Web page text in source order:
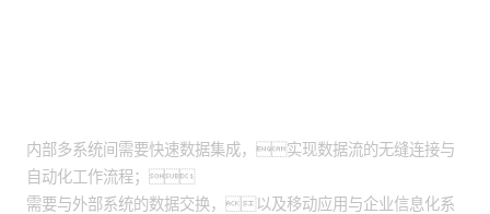
内部多系统间需要快速数据集成，实现数据流的无缝连接与
自动化工作流程；
需要与外部系统的数据交换，以及移动应用与企业信息化系